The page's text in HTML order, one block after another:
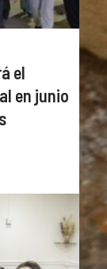
el
en junio